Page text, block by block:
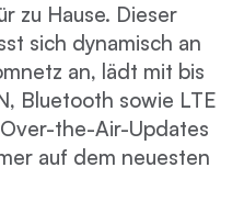
zu Hause. Dieser
sich dynamisch an
an, lädt mit bis
Bluetooth sowie LTE
the-Air-Updates
auf dem neuesten